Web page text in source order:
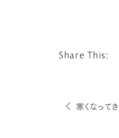
Share This:
寒くなって